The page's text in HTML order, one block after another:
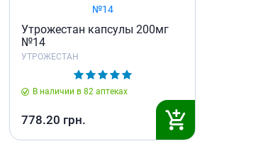
Антисептики и дезинфекторы
Лечение угревой сыпи, акне
Лечение рубцов
Лекарства от бородавок
Лечение перхоти, себореи,
Средства от повышенной
потливости
Утрожестан капсулы 200мг
№14
УТРОЖЕСТАН
В наличии в 82 аптеках
778.20 грн.